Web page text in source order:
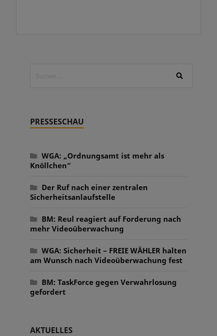
PRESSESCHAU
WGA: „Ordnungsamt ist mehr als
Knöllchen“
Der Ruf nach einer zentralen
Sicherheitsanlaufstelle
BM: Reul reagiert auf Forderung nach
mehr Videoüberwachung
WGA: Sicherheit – FREIE WÄHLER halten
am Wunsch nach Videoüberwachung fest
BM: TaskForce gegen Verwahrlosung
gefordert
AKTUELLES